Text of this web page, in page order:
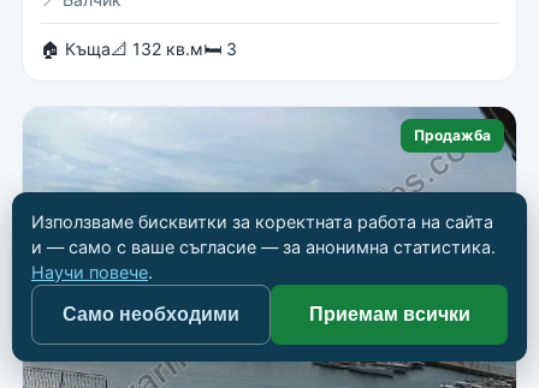
🏠 Къща📐 132 кв.м🛏 3
Продажба
Използваме бисквитки за коректната работа на сайта
и — само с ваше съгласие — за анонимна статистика.
Научи повече.
Само необходими Приемам всички